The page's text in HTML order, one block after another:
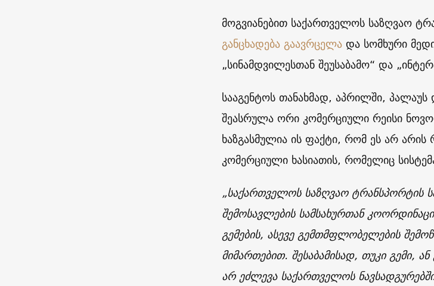
მოგვიანებით საქართველოს საზღვაო
განცხადება გაავრცელადა სომხური
„სინამდვილესთან შეუსაბამო“ და
სააგენტოს თანახმად, აპრილში,
შეასრულა ორი კომერციული რეისი
ხაზგასმულია ის ფაქტი, რომ ეს არ
კომერციული ხასიათის, რომელიც
„საქართველოს საზღვაო ტრანსპორტის
შემოსავლების სამსახურთან
გემების, ასევე გემთმფლობელების
მიმართებით. შესაბამისად, თუკი გემი,
არ ეძლევა საქართველოს